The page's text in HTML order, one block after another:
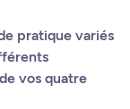
pratique variés
vos quatre